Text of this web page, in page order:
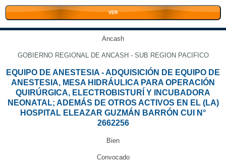
VER
Ancash
GOBIERNO REGIONAL DE ANCASH - SUB REGION PACIFICO
EQUIPO DE ANESTESIA - ADQUISICIÓN DE EQUIPO DE
ANESTESIA, MESA HIDRÁULICA PARA OPERACIÓN
QUIRÚRGICA, ELECTROBISTURÍ Y INCUBADORA
NEONATAL; ADEMÁS DE OTROS ACTIVOS EN EL (LA)
HOSPITAL ELEAZAR GUZMÁN BARRÓN CUI N°
2662256
Bien
Convocado